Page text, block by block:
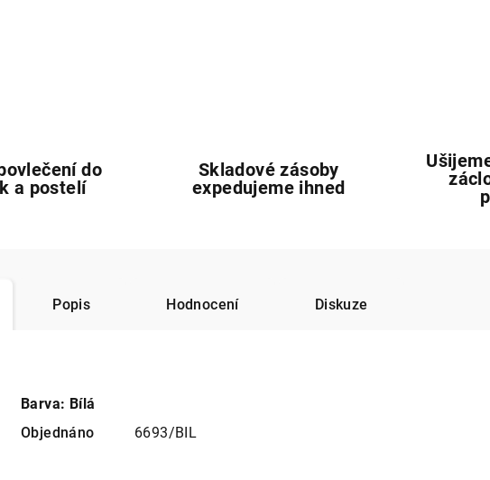
do
a postelí
Skladové zásoby
expedujeme ihned
Popis Hodnocení Diskuze
Barva: Bílá
Objednáno
6693/BIL